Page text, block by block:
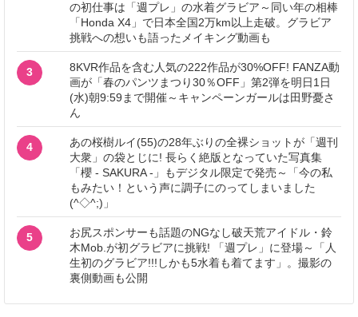
の初仕事は「週プレ」の水着グラビア～同い年の相棒
「Honda X4」で日本全国2万km以上走破。グラビア
挑戦への想いも語ったメイキング動画も
3
8KVR作品を含む人気の222作品が30%OFF! FANZA動
画が「春のパンツまつり30％OFF」第2弾を明日1日
(水)朝9:59まで開催～キャンペーンガールは田野憂さ
ん
4
あの桜樹ルイ(55)の28年ぶりの全裸ショットが「週刊
大衆」の袋とじに! 長らく絶版となっていた写真集
「櫻 - SAKURA -」もデジタル限定で発売～「今の私
もみたい！という声に調子にのってしまいました
(^◇^;)」
5
お尻スポンサーも話題のNGなし破天荒アイドル・鈴
木Mob.が初グラビアに挑戦! 「週プレ」に登場～「人
生初のグラビア!!!しかも5水着も着てます」。撮影の
裏側動画も公開